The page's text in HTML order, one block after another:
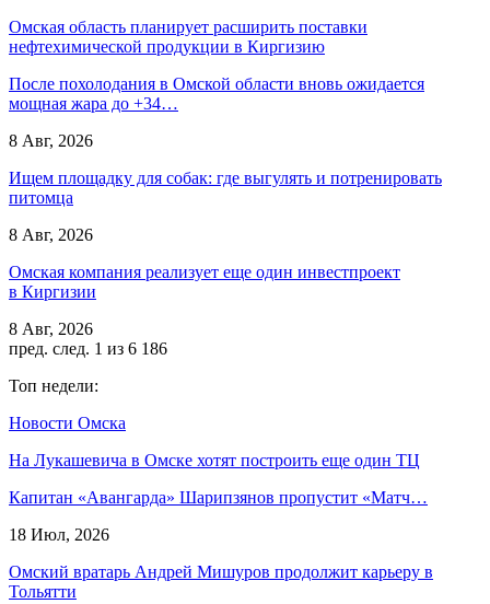
Омская область планирует расширить поставки
нефтехимической продукции в Киргизию
После похолодания в Омской области вновь ожидается
мощная жара до +34…
8 Авг, 2026
Ищем площадку для собак: где выгулять и потренировать
питомца
8 Авг, 2026
Омская компания реализует еще один инвестпроект
в Киргизии
8 Авг, 2026
пред. след. 1 из 6 186
Топ недели:
Новости Омска
На Лукашевича в Омске хотят построить еще один ТЦ
Капитан «Авангарда» Шарипзянов пропустит «Матч…
18 Июл, 2026
Омский вратарь Андрей Мишуров продолжит карьеру в
Тольятти